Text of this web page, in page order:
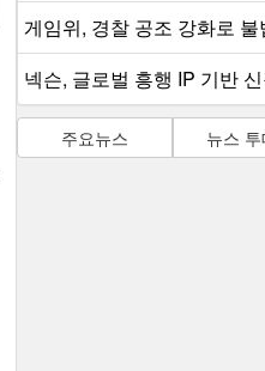
게임위, 경찰 공조 강화로
넥슨, 글로벌 흥행 IP 기반
주요뉴스 뉴스 투